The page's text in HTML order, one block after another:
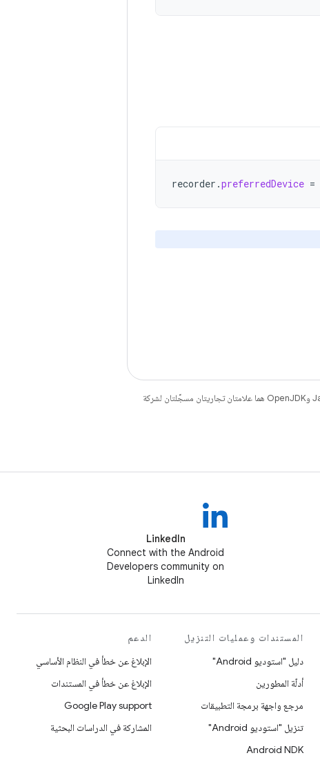
recorder .preferredDevice =
. إنّ Java وOpenJDK هما علامتان تجاريتان مسجَّلتان لشركة
LinkedIn
Connect with the Android
Developers community on
LinkedIn
المستندات وعمليات التنزيل
دليل "استوديو Android"
أدلّة المطورين
مرجع واجهة برمجة التطبيقات
تنزيل "استوديو Android"
Android NDK
الدعم
الإبلاغ عن خطأ في النظام الأساسي
الإبلاغ عن خطأ في المستندات
Google Play support
المشاركة في الدراسات البحثية